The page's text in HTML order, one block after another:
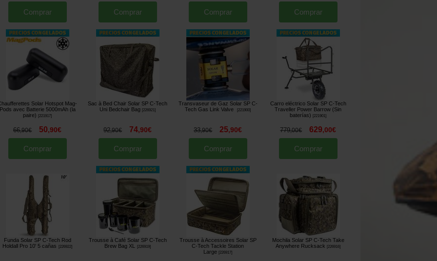
Comprar Comprar Comprar Comprar
Solar Hotspot Mag-
avec Batterie 5000mAh (la
paire)
[221917]
66,90€ 50,90€
Comprar
Sac à Bed Chair Solar SP C-Tech
Uni Bedchair Bag [226921]
92,90€ 74,90€
Comprar
Transvaseur de Gaz Solar SP C-
Tech Gas Link Valve
221900]
33,90€ 25,90€
Comprar
Carro eléctrico Solar SP C-Tech
Traveller Power Barrow (Sin
baterías)
[221901]
779,00€ 629,00€
Comprar
Funda Solar SP C-Tech Rod
Holdall Pro 10' 5 cañas
226922]
Trousse à Café Solar SP C-Tech
Brew Bag XL
226919]
Trousse à Accessoires Solar SP
C-Tech Tackle Station
Large [226917]
Mochila Solar SP C-Tech Take
Anywhere Rucksack
[226916]